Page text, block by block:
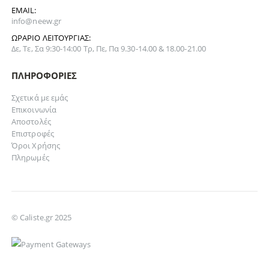
EMAIL:
info@neew.gr
ΩΡΆΡΙΟ ΛΕΙΤΟΥΡΓΊΑΣ:
Δε, Τε, Σα 9:30-14:00 Τρ, Πε, Πα 9.30-14.00 & 18.00-21.00
ΠΛΗΡΟΦΟΡΊΕΣ
Σχετικά με εμάς
Επικοινωνία
Αποστολές
Επιστροφές
Όροι Χρήσης
Πληρωμές
© Caliste.gr 2025